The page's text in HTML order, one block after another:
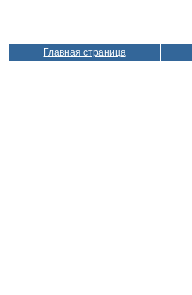
Главная страница